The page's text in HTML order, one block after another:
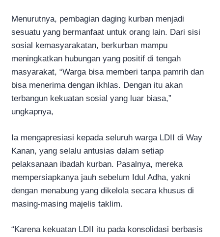
Menurutnya, pembagian daging kurban menjadi
sesuatu yang bermanfaat untuk orang lain. Dari sisi
sosial kemasyarakatan, berkurban mampu
meningkatkan hubungan yang positif di tengah
masyarakat, “Warga bisa memberi tanpa pamrih dan
bisa menerima dengan ikhlas. Dengan itu akan
terbangun kekuatan sosial yang luar biasa,”
ungkapnya,
Ia mengapresiasi kepada seluruh warga LDII di Way
Kanan, yang selalu antusias dalam setiap
pelaksanaan ibadah kurban. Pasalnya, mereka
mempersiapkanya jauh sebelum Idul Adha, yakni
dengan menabung yang dikelola secara khusus di
masing-masing majelis taklim.
“Karena kekuatan LDII itu pada konsolidasi berbasis